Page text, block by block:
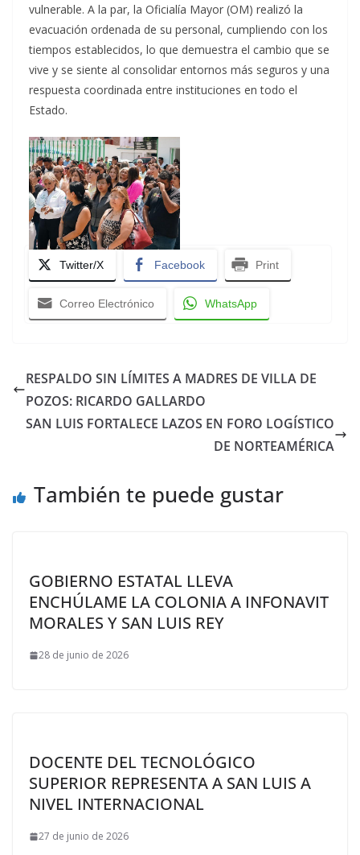
vulnerable. A la par, la Oficialía Mayor (OM) realizó la
evacuación ordenada de su personal, cumpliendo con los
tiempos establecidos, lo que demuestra el cambio que se
vive y se siente al consolidar entornos más seguros y una
respuesta coordinada entre instituciones en todo el
Estado.
Twitter/X Facebook Print
Correo Electrónico WhatsApp
RESPALDO SIN LÍMITES A MADRES DE VILLA DE
POZOS: RICARDO GALLARDO
SAN LUIS FORTALECE LAZOS EN FORO LOGÍSTICO
DE NORTEAMÉRICA
También te puede gustar
GOBIERNO ESTATAL LLEVA
ENCHÚLAME LA COLONIA A INFONAVIT
MORALES Y SAN LUIS REY
28 de junio de 2026
DOCENTE DEL TECNOLÓGICO
SUPERIOR REPRESENTA A SAN LUIS A
NIVEL INTERNACIONAL
27 de junio de 2026